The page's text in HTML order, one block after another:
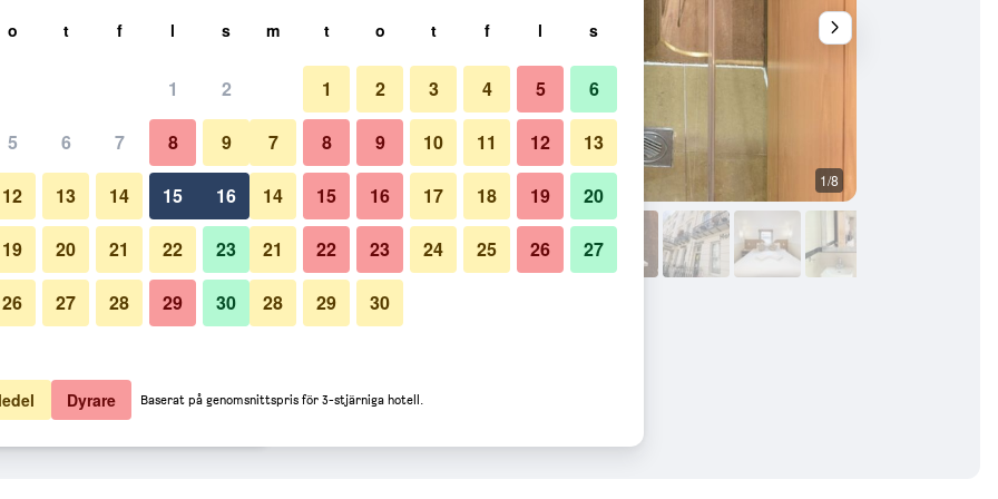
natt totalt
619 kr Visa erbjudande
637 kr Visa erbjudande
Hotel
Badrum 1/8
Bilder från Linden House Hotel
o t f l s
1 2
5 6 7 8 9
12 13 14 15 16
19 20 21 22 23
26 27 28 29 30
m t o t f l s
1 2 3 4 5 6
7 8 9 10 11 12 13
14 15 16 17 18 19 20
21 22 23 24 25 26 27
28 29 30
Dyrare Baserat på genomsnittspris för 3-stjärniga hotell.